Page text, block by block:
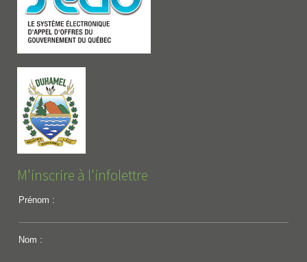
M'inscrire à l'infolettre
Prénom :
Nom :